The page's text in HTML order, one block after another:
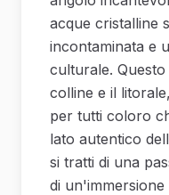
acque cristalline
incontaminata e
culturale.
colline e il
per tutti coloro
lato autentico
si tratti di una
di